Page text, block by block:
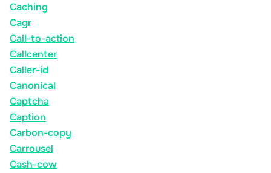
Caching
Cagr
Call-to-action
Callcenter
Caller-id
Canonical
Captcha
Caption
Carbon-copy
Carrousel
Cash-cow